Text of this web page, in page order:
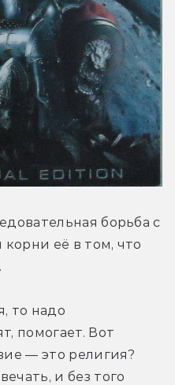
борьба с
корни её в том, что
то надо
помогает. Вот
— это религия?
и без того